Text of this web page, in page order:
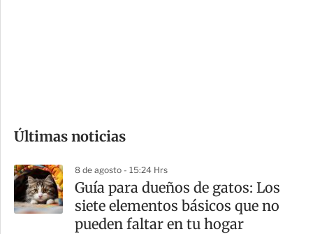
m
a
r
t
Últimas noticias
8 de agosto - 15:24 Hrs
Guía para dueños de gatos: Los
siete elementos básicos que no
pueden faltar en tu hogar